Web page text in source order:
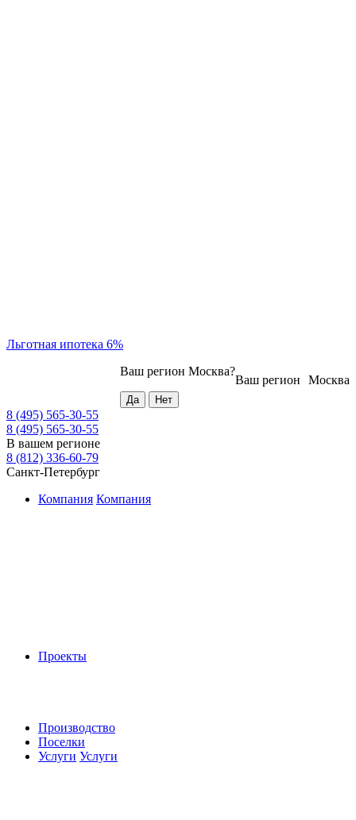
Льготная ипотека 6%
Москва
Ваш регион
Ваш регион Москва?
8 (495) 565-30-55
8 (495) 565-30-55
В вашем регионе
8 (812) 336-60-79
Санкт-Петербург
Компания Компания
Проекты
Производство
Поселки
Услуги Услуги